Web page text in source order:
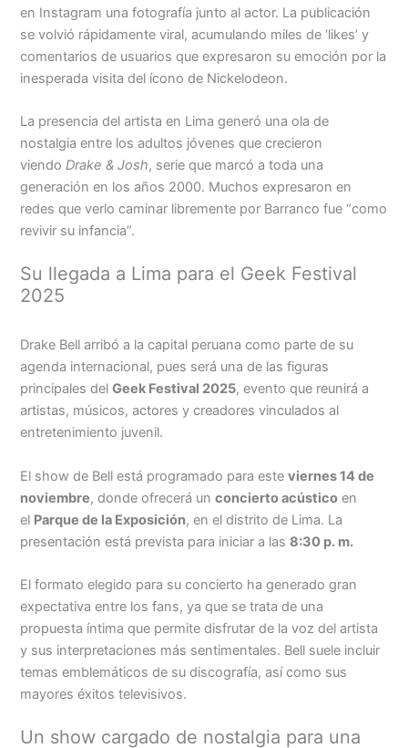
en Instagram una fotografía junto al actor. La publicación
se volvió rápidamente viral, acumulando miles de ‘likes’ y
comentarios de usuarios que expresaron su emoción por la
inesperada visita del ícono de Nickelodeon.
La presencia del artista en Lima generó una ola de
nostalgia entre los adultos jóvenes que crecieron
viendoDrake & Josh, serie que marcó a toda una
generación en los años 2000. Muchos expresaron en
redes que verlo caminar libremente por Barranco fue “como
revivir su infancia”.
Su llegada a Lima para el Geek Festival
2025
Drake Bell arribó a la capital peruana como parte de su
agenda internacional, pues será una de las figuras
principales delGeek Festival 2025, evento que reunirá a
artistas, músicos, actores y creadores vinculados al
entretenimiento juvenil.
El show de Bell está programado para esteviernes 14 de
noviembre, donde ofrecerá unconcierto acústico en
el Parque de la Exposición, en el distrito de Lima. La
presentación está prevista para iniciar a las8:30 p. m.
El formato elegido para su concierto ha generado gran
expectativa entre los fans, ya que se trata de una
propuesta íntima que permite disfrutar de la voz del artista
y sus interpretaciones más sentimentales. Bell suele incluir
temas emblemáticos de su discografía, así como sus
mayores éxitos televisivos.
Un show cargado de nostalgia para una